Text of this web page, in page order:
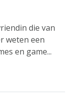
die van
weten een
en game...